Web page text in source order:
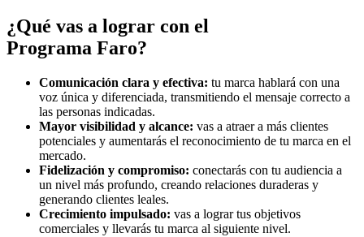
¿Qué vas a lograr con el
Programa Faro?
Comunicación clara y efectiva: tu marca hablará con una
voz única y diferenciada, transmitiendo el mensaje correcto a
las personas indicadas.
Mayor visibilidad y alcance: vas a atraer a más clientes
potenciales y aumentarás el reconocimiento de tu marca en el
mercado.
Fidelización y compromiso: conectarás con tu audiencia a
un nivel más profundo, creando relaciones duraderas y
generando clientes leales.
Crecimiento impulsado: vas a lograr tus objetivos
comerciales y llevarás tu marca al siguiente nivel.